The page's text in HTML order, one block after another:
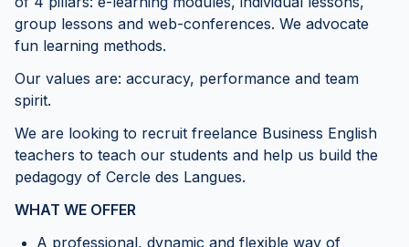
group lessons and web-conferences. We advocate
fun learning methods.
Our values are: accuracy, performance and team
spirit.
We are looking to recruit freelance Business English
teachers to teach our students and help us build the
pedagogy of Cercle des Langues.
WHAT WE OFFER
A professional, dynamic and flexible way of